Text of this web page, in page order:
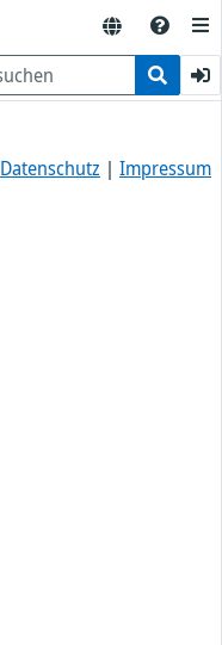
Datenschutz | Impressum